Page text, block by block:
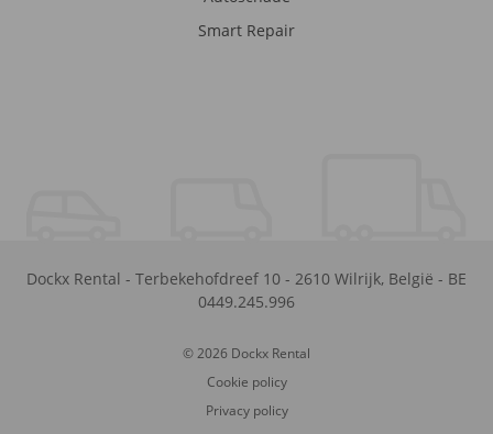
Smart Repair
Dockx Rental - Terbekehofdreef 10 - 2610 Wilrijk, België - BE
0449.245.996
© 2026 Dockx Rental
Cookie policy
Privacy policy